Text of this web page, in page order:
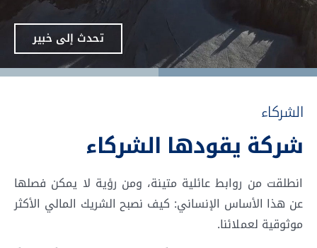
تحدث إلى خبير
الشركاء
شركة يقودها الشركاء
انطلقت من روابط عائلية متينة، ومن رؤية لا يمكن فصلها
عن هذا الأساس الإنساني: كيف نصبح الشريك المالي الأكثر
موثوقية لعملائنا.